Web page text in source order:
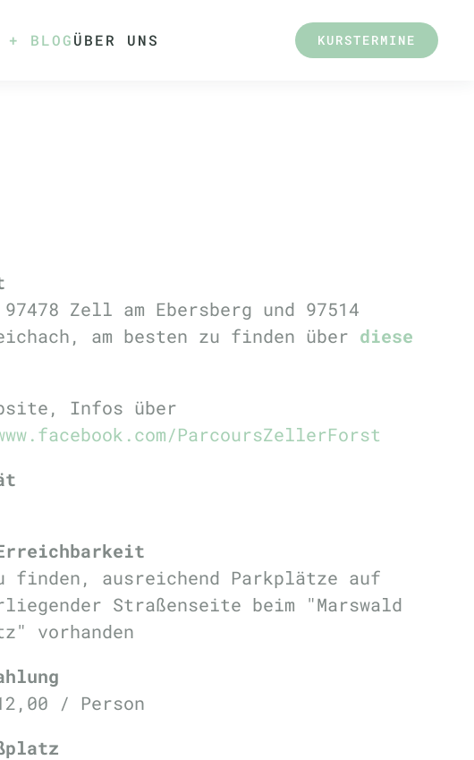
+ BLOGÜBER UNS KURSTERMINE
97478 Zell am Ebersberg und 97514
am besten zu finden über diese
Infos über
ParcoursZellerForst
finden, ausreichend Parkplätze auf
Straßenseite beim "Marswald
vorhanden
/ Person